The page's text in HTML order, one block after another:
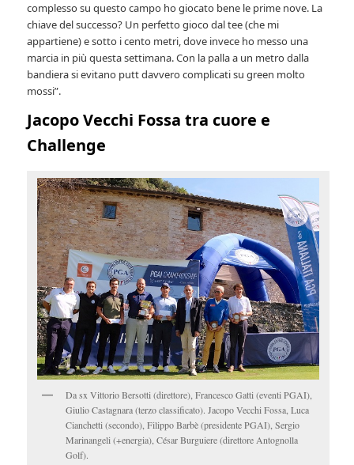
complesso su questo campo ho giocato bene le prime nove. La
chiave del successo? Un perfetto gioco dal tee (che mi
appartiene) e sotto i cento metri, dove invece ho messo una
marcia in più questa settimana. Con la palla a un metro dalla
bandiera si evitano putt davvero complicati su green molto
mossi”.
Jacopo Vecchi Fossa tra cuore e
Challenge
Da sx Vittorio Bersotti (direttore), Francesco Gatti (eventi PGAI),
Giulio Castagnara (terzo classificato). Jacopo Vecchi Fossa, Luca
Cianchetti (secondo), Filippo Barbè (presidente PGAI), Sergio
Marinangeli (+energia), César Burguiere (direttore Antognolla
Golf).